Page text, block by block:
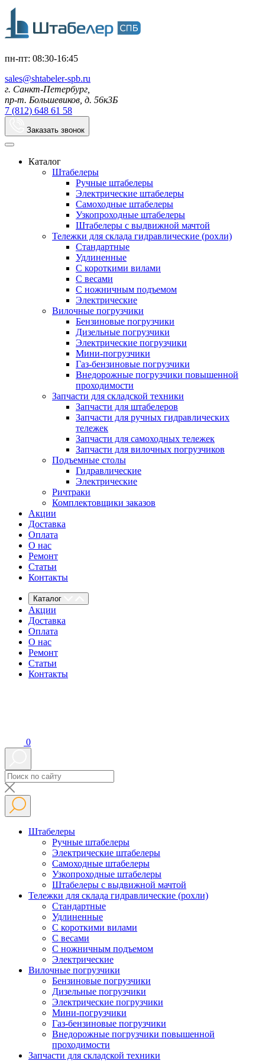
пн-пт: 08:30-16:45
sales@shtabeler-spb.ru
г. Санкт-Петербург,
пр-т. Большевиков, д. 56к3Б
7 (812) 648 61 58
Заказать звонок
Каталог
Штабелеры
Ручные штабелеры
Электрические штабелеры
Самоходные штабелеры
Узкопроходные штабелеры
Штабелеры с выдвижной мачтой
Тележки для склада гидравлические (рохли)
Стандартные
Удлиненные
С короткими вилами
С весами
С ножничным подъемом
Электрические
Вилочные погрузчики
Бензиновые погрузчики
Дизельные погрузчики
Электрические погрузчики
Мини-погрузчики
Газ-бензиновые погрузчики
Внедорожные погрузчики повышенной
проходимости
Запчасти для складской техники
Запчасти для штабелеров
Запчасти для ручных гидравлических
тележек
Запчасти для самоходных тележек
Запчасти для вилочных погрузчиков
Подъемные столы
Гидравлические
Электрические
Ричтраки
Комплектовщики заказов
Акции
Доставка
Оплата
О нас
Ремонт
Статьи
Контакты
Каталог
Акции
Доставка
Оплата
О нас
Ремонт
Статьи
Контакты
0
Штабелеры
Ручные штабелеры
Электрические штабелеры
Самоходные штабелеры
Узкопроходные штабелеры
Штабелеры с выдвижной мачтой
Тележки для склада гидравлические (рохли)
Стандартные
Удлиненные
С короткими вилами
С весами
С ножничным подъемом
Электрические
Вилочные погрузчики
Бензиновые погрузчики
Дизельные погрузчики
Электрические погрузчики
Мини-погрузчики
Газ-бензиновые погрузчики
Внедорожные погрузчики повышенной
проходимости
Запчасти для складской техники